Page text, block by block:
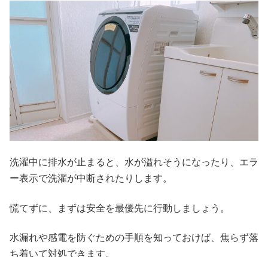
洗濯中に排水が止まると、水が溢れそうになったり、エラ
ー表示で洗濯が中断されたりします。
慌てずに、まずは安全を最優先に行動しましょう。
水漏れや感電を防ぐための手順を知っておけば、焦らず落
ち着いて対処できます。